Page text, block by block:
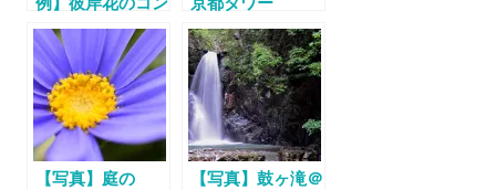
トラストを際立た
せる
【写真】庭の
【写真】鼓ヶ滝＠